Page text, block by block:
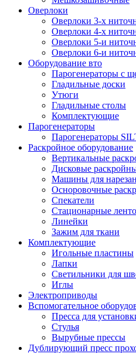
Оверлоки
Оверлоки 3-х
Оверлоки 4-х
Оверлоки 5-и
Оверлоки 6-и
Оборудование вто
Парогенераторы с
Гладильные доски
Утюги
Гладильные столы
Комплектующие
Парогенераторы
Парогенераторы
Раскройное оборудование
Вертикальные
Дисковые
Машины для
Осноровочные
Спекатели
Стационарные
Линейки
Зажим для ткани
Комплектующие
Игольные пластины
Лапки
Светильники для
Иглы
Электроприводы
Вспомогательное
Пресса для
Стулья
Вырубные прессы
Дублирующий пресс